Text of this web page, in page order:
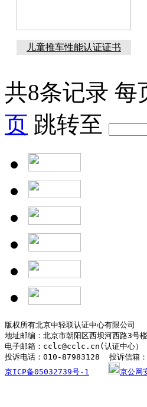
儿童推车性能认证证书
共8条记录 每
页 跳转至
版权所有北京中轻联认证中心有限公司
地址邮编：北京市朝阳区西坝河西路3号
电子邮箱：cclc@cclc.cn(认证中心
京ICP备05032739号-1
京公网